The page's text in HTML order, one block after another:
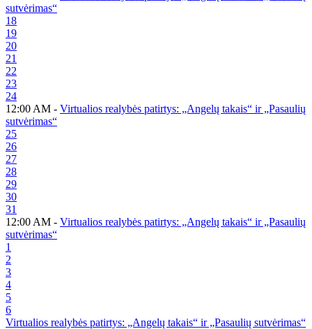
sutvėrimas“
18
19
20
21
22
23
24
12:00 AM - Virtualios realybės patirtys: „Angelų takais“ ir „Pasaulių
sutvėrimas“
25
26
27
28
29
30
31
12:00 AM - Virtualios realybės patirtys: „Angelų takais“ ir „Pasaulių
sutvėrimas“
1
2
3
4
5
6
Virtualios realybės patirtys: „Angelų takais“ ir „Pasaulių sutvėrimas“